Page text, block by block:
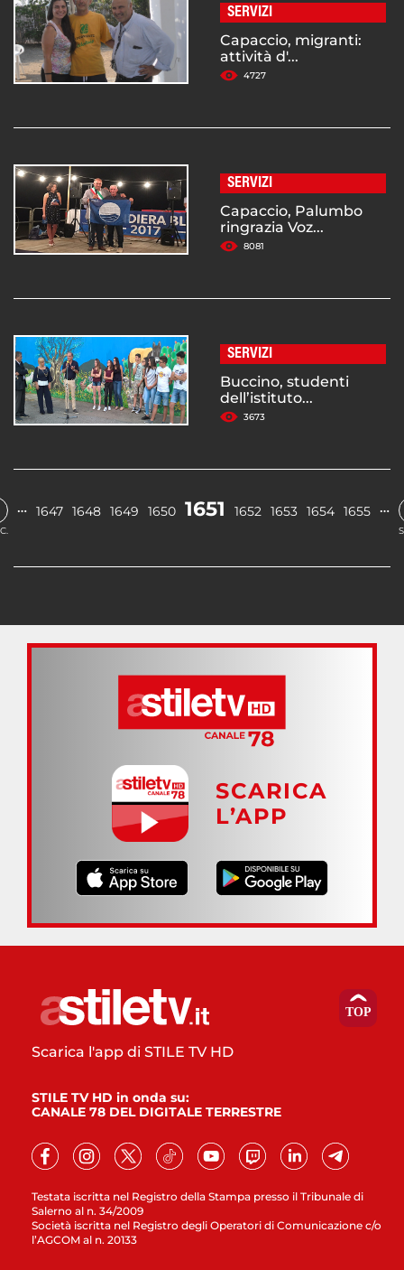
SERVIZI
Capaccio, migranti:
attività d'...
4727
SERVIZI
Capaccio, Palumbo
ringrazia Voz...
8081
SERVIZI
Buccino, studenti
dell’istituto...
3673
… 1647 1648 1649 1650 1651 1652 1653 1654 1655 …
SCARICA
L’APP
Testata iscritta nel Registro della Stampa presso il Tribunale di
Salerno al n. 34/2009
Società iscritta nel Registro degli Operatori di Comunicazione c/o
l’AGCOM al n. 20133
Scarica l'app di STILE TV HD
STILE TV HD in onda su:
CANALE 78 DEL DIGITALE TERRESTRE